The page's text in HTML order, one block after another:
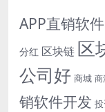
APP直销软件
分红 区块链 区
公司好 商城 商
销软件开发